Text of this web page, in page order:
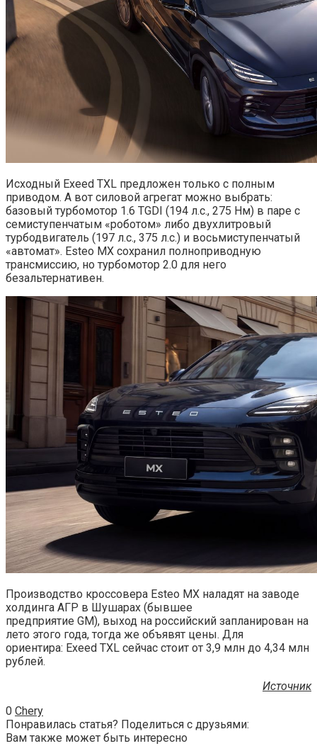
Исходный Exeed TXL предложен только с полным
приводом. А вот силовой агрегат можно выбрать:
базовый турбомотор 1.6 TGDI (194 л.с., 275 Нм) в паре с
семиступенчатым «роботом» либо двухлитровый
турбодвигатель (197 л.с., 375 л.с.) и восьмиступенчатый
«автомат». Esteo MX сохранил полноприводную
трансмиссию, но турбомотор 2.0 для него
безальтернативен.
Производство кроссовера Esteo MX наладят на заводе
холдинга АГР в Шушарах (бывшее
предприятие GM), выход на российский запланирован на
лето этого года, тогда же объявят цены. Для
ориентира: Exeed TXL сейчас стоит от 3,9 млн до 4,34 млн
рублей.
Источник
0 Chery
Понравилась статья? Поделиться с друзьями:
Вам также может быть интересно